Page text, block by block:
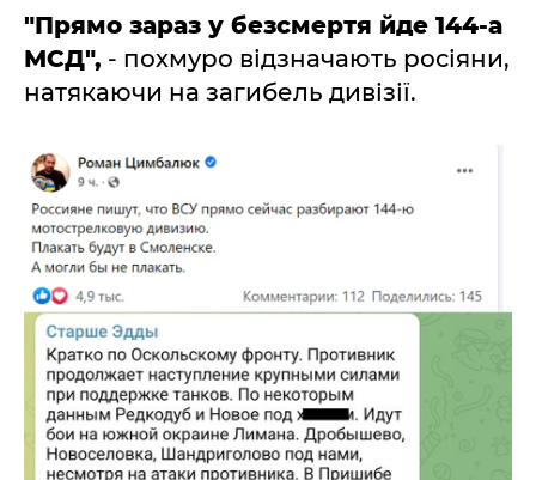
"Прямо зараз у безсмертя йде 144-а
МСД", - похмуро відзначають росіяни,
натякаючи на загибель дивізії.